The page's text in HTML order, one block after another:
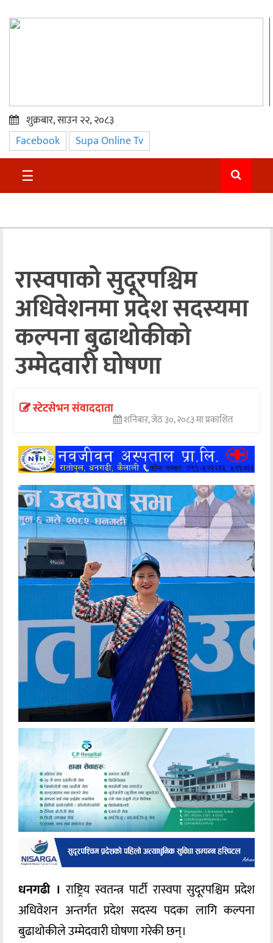
प्रमुख
समाचार
सुदुर
अन्तराष्ट्रिय
अन्तर्वार्ता
अर्थ
खेलकुद
मनोरञ्जन
शुक्रबार, साउन २२, २०८३
Facebook Supa Online Tv
☰
रास्वपाको सुदूरपश्चिम
अधिवेशनमा प्रदेश सदस्यमा
कल्पना बुढाथोकीको
उम्मेदवारी घोषणा
स्टेटसेभन संवाददाता
शनिबार, जेठ ३०, २०८३ मा प्रकाशित
धनगढी । राष्ट्रिय स्वतन्त्र पार्टी रास्वपा सुदूरपश्चिम प्रदेश
अधिवेशन अन्तर्गत प्रदेश सदस्य पदका लागि कल्पना
बुढाथोकीले उम्मेदवारी घोषणा गरेकी छन्।